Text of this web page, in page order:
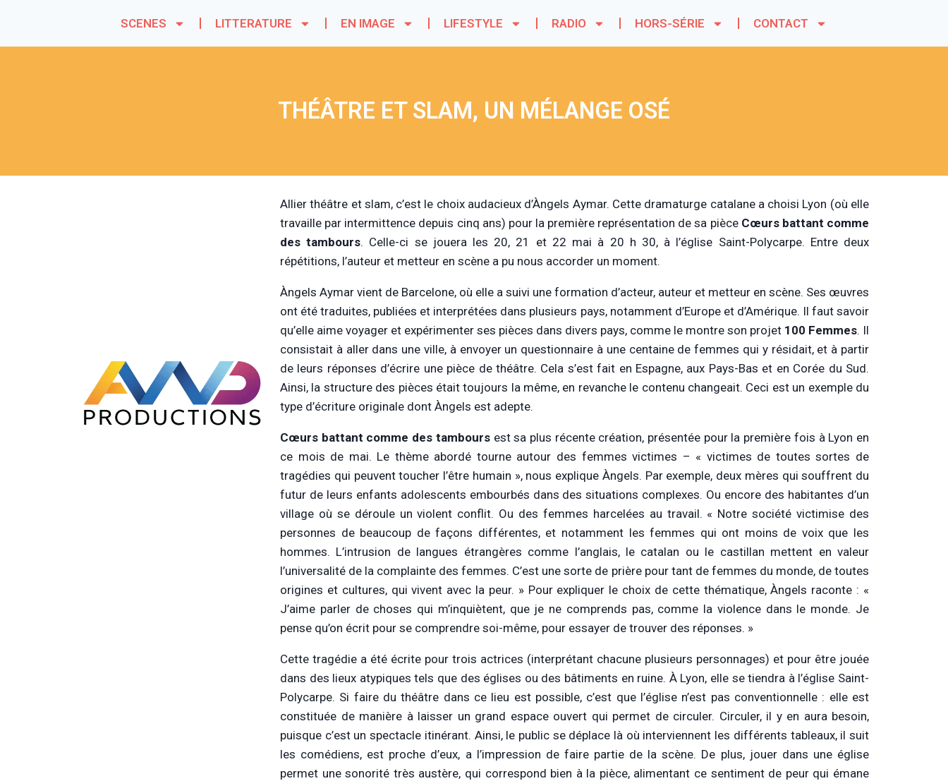
SCENES LITTERATURE EN IMAGE LIFESTYLE RADIO HORS-SÉRIE CONTACT
THÉÂTRE ET SLAM, UN MÉLANGE OSÉ
Allier théâtre et slam, c’est le choix audacieux d’Àngels Aymar. Cette dramaturge catalane a choisi Lyon (où elle
travaille par intermittence depuis cinq ans) pour la première représentation de sa pièce Cœurs battant comme
des tambours. Celle-ci se jouera les 20, 21 et 22 mai à 20 h 30, à l’église Saint-Polycarpe. Entre deux
répétitions, l’auteur et metteur en scène a pu nous accorder un moment.
Àngels Aymar vient de Barcelone, où elle a suivi une formation d’acteur, auteur et metteur en scène. Ses œuvres
ont été traduites, publiées et interprétées dans plusieurs pays, notamment d’Europe et d’Amérique. Il faut savoir
qu’elle aime voyager et expérimenter ses pièces dans divers pays, comme le montre son projet 100 Femmes. Il
consistait à aller dans une ville, à envoyer un questionnaire à une centaine de femmes qui y résidait, et à partir
de leurs réponses d’écrire une pièce de théâtre. Cela s’est fait en Espagne, aux Pays-Bas et en Corée du Sud.
Ainsi, la structure des pièces était toujours la même, en revanche le contenu changeait. Ceci est un exemple du
type d’écriture originale dont Àngels est adepte.
Cœurs battant comme des tamboursest sa plus récente création, présentée pour la première fois à Lyon en
ce mois de mai. Le thème abordé tourne autour des femmes victimes – « victimes de toutes sortes de
tragédies qui peuvent toucher l’être humain », nous explique Àngels. Par exemple, deux mères qui souffrent du
futur de leurs enfants adolescents embourbés dans des situations complexes. Ou encore des habitantes d’un
village où se déroule un violent conflit. Ou des femmes harcelées au travail. « Notre société victimise des
personnes de beaucoup de façons différentes, et notamment les femmes qui ont moins de voix que les
hommes. L’intrusion de langues étrangères comme l’anglais, le catalan ou le castillan mettent en valeur
l’universalité de la complainte des femmes. C’est une sorte de prière pour tant de femmes du monde, de toutes
origines et cultures, qui vivent avec la peur. » Pour expliquer le choix de cette thématique, Àngels raconte : «
J’aime parler de choses qui m’inquiètent, que je ne comprends pas, comme la violence dans le monde. Je
pense qu’on écrit pour se comprendre soi-même, pour essayer de trouver des réponses. »
Cette tragédie a été écrite pour trois actrices (interprétant chacune plusieurs personnages) et pour être jouée
dans des lieux atypiques tels que des églises ou des bâtiments en ruine. À Lyon, elle se tiendra à l’église Saint-
Polycarpe. Si faire du théâtre dans ce lieu est possible, c’est que l’église n’est pas conventionnelle : elle est
constituée de manière à laisser un grand espace ouvert qui permet de circuler. Circuler, il y en aura besoin,
puisque c’est un spectacle itinérant. Ainsi, le public se déplace là où interviennent les différents tableaux, il suit
les comédiens, est proche d’eux, a l’impression de faire partie de la scène. De plus, jouer dans une église
permet une sonorité très austère, qui correspond bien à la pièce, alimentant ce sentiment de peur qui émane